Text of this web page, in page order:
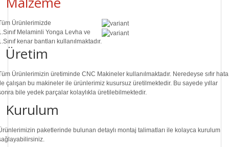
Ürünlerimizde
Melaminli Yonga Levha ve
kenar bantları kullanılmaktadır.
Üretim
Ürünlerimizin üretiminde CNC Makine ler kullanılmaktadır. Neredeyse sıfır hata
çalışan bu makineler ile ürünlerimiz kusursuz üretilmektedir. Bu sayede yıllar
bile yedek parçalar kolaylıkla üretilebilmektedir.
Kurulum
paketlerinde bulunan detaylı montaj talimatları ile kolayca kurulum